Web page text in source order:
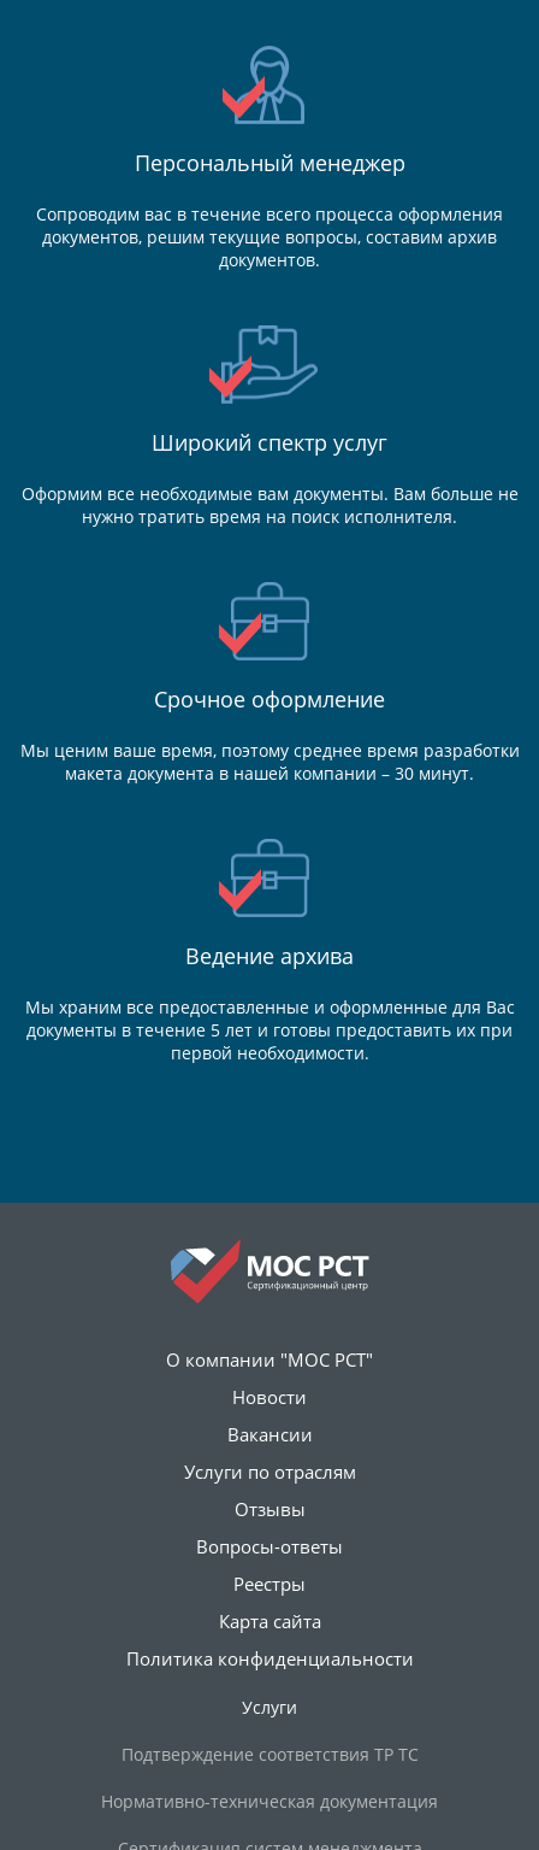
Персональный менеджер
Сопроводим вас в течение всего процесса оформления
документов, решим текущие вопросы, составим архив
документов.
Широкий спектр услуг
Оформим все необходимые вам документы. Вам больше не
нужно тратить время на поиск исполнителя.
Срочное оформление
Мы ценим ваше время, поэтому среднее время разработки
макета документа в нашей компании – 30 минут.
Ведение архива
Мы храним все предоставленные и оформленные для Вас
документы в течение 5 лет и готовы предоставить их при
первой необходимости.
О компании "МОС РСТ"
Новости
Вакансии
Услуги по отраслям
Отзывы
Вопросы-ответы
Реестры
Карта сайта
Политика конфиденциальности
Услуги
Подтверждение соответствия ТР ТС
Нормативно-техническая документация